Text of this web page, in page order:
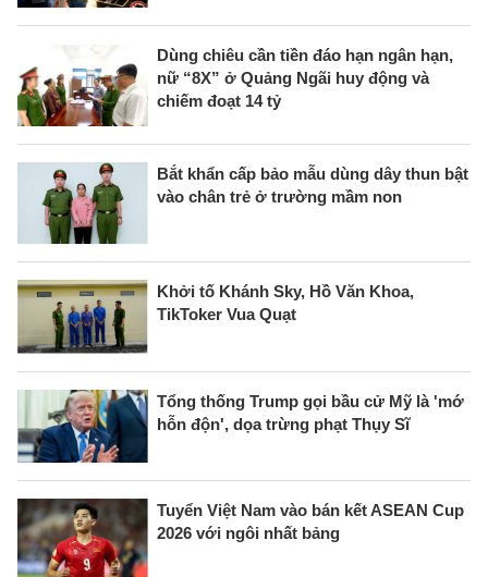
Dùng chiêu cần tiền đáo hạn ngân hạn,
nữ “8X” ở Quảng Ngãi huy động và
chiếm đoạt 14 tỷ
Bắt khẩn cấp bảo mẫu dùng dây thun bật
vào chân trẻ ở trường mầm non
Khởi tố Khánh Sky, Hồ Văn Khoa,
TikToker Vua Quạt
Tổng thống Trump gọi bầu cử Mỹ là 'mớ
hỗn độn', dọa trừng phạt Thụy Sĩ
Tuyển Việt Nam vào bán kết ASEAN Cup
2026 với ngôi nhất bảng